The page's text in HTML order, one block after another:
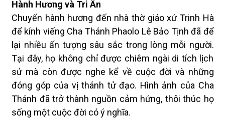
Hành Hương và Tri Ân
Chuyến hành hương đến nhà thờ giáo xứ Trinh Hà
để kính viếng Cha Thánh Phaolo Lê Bảo Tịnh đã để
lại nhiều ấn tượng sâu sắc trong lòng mỗi người.
Tại đây, họ không chỉ được chiêm ngài di tích lịch
sử mà còn được nghe kể về cuộc đời và những
đóng góp của vị thánh tử đạo. Hình ảnh của Cha
Thánh đã trở thành nguồn cảm hứng, thôi thúc họ
sống một cuộc đời có ý nghĩa.